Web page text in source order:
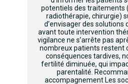
potentiels des traitements
radiothérapie, chirurgie)
d’envisager des solutions
avant toute intervention
vigilance ne s’arrête pas
nombreux patients restent
conséquences tardives,
fertilité diminuée, qui
parentalité.
accompagnement Les